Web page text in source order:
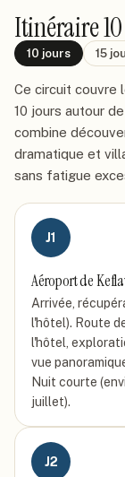
Itinéraire
10 jours 15
Ce circuit couvre
10 jours autour
combine
dramatique et
sans fatigue
J1
Aéroport de
Arrivée,
l'hôtel). Route
l'hôtel,
vue
Nuit courte
juillet).
J2